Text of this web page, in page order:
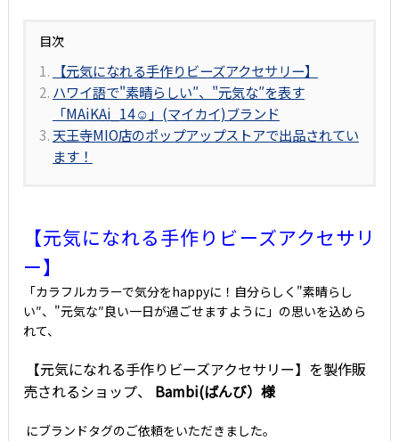
目次
【元気になれる手作りビーズアクセサリー】
ハワイ語で"素晴らしい″、"元気な″を表す
「MAiKAi_14☺」(マイカイ)ブランド
天王寺MIO店のポップアップストアで出品されてい
ます！
【元気になれる手作りビーズアクセサリ
ー】
「カラフルカラーで気分をhappyに！自分らしく"素晴らし
い″、"元気な″良い一日が過ごせますように」の思いを込めら
れて、
【元気になれる手作りビーズアクセサリー】を製作販
売されるショップ、
Bambi(ばんび）様
にブランドタグのご依頼をいただきました。